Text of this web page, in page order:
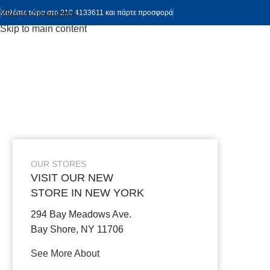
Skip to navigation
Skip to main content
Καλέστε τώρα στο 210 4133611 και πάρτε προσφορά
OUR STORES
VISIT OUR NEW
STORE IN NEW YORK
294 Bay Meadows Ave.
Bay Shore, NY 11706
See More About